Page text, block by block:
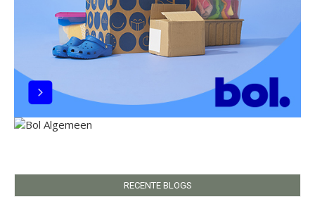
RECENTE BLOGS